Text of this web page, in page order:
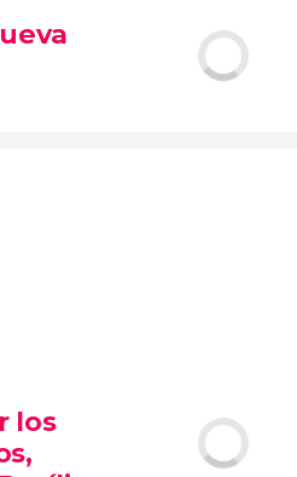
pinturas impresionistas
Nueva York VIP
Queens, Brooklyn, el Bronx y
los